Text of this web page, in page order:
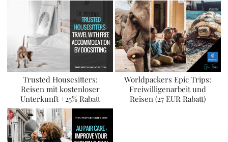
Trusted Housesitters:
Reisen mit kostenloser
Unterkunft +25% Rabatt
Worldpackers Epic Trips:
Freiwilligenarbeit und
Reisen (27 EUR Rabatt)